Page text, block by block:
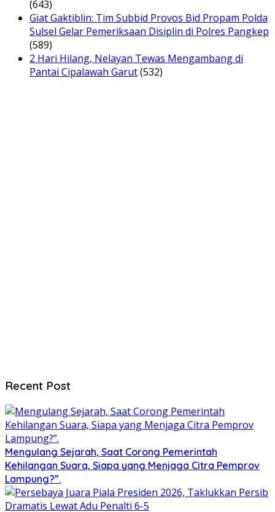
(643)
Giat Gaktiblin: Tim Subbid Provos Bid Propam Polda
Sulsel Gelar Pemeriksaan Disiplin di Polres Pangkep
(589)
2 Hari Hilang, Nelayan Tewas Mengambang di
Pantai Cipalawah Garut(532)
Recent Post
Mengulang Sejarah, Saat Corong Pemerintah
Kehilangan Suara, Siapa yang Menjaga Citra Pemprov
Lampung?”.